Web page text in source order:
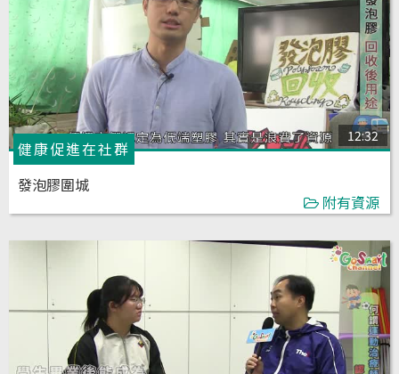
12:32
健康促進在社群
發泡膠圍城
附有資源